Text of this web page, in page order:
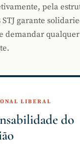
pela
STJ garante
demandar
LIBERAL
do